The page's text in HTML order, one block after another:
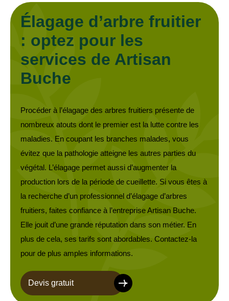
Élagage d’arbre fruitier
: optez pour les
services de Artisan
Buche
Procéder à l’élagage des arbres fruitiers présente de
nombreux atouts dont le premier est la lutte contre les
maladies. En coupant les branches malades, vous
évitez que la pathologie atteigne les autres parties du
végétal. L’élagage permet aussi d’augmenter la
production lors de la période de cueillette. Si vous êtes à
la recherche d’un professionnel d’élagage d’arbres
fruitiers, faites confiance à l’entreprise Artisan Buche.
Elle jouit d’une grande réputation dans son métier. En
plus de cela, ses tarifs sont abordables. Contactez-la
pour de plus amples informations.
Devis gratuit